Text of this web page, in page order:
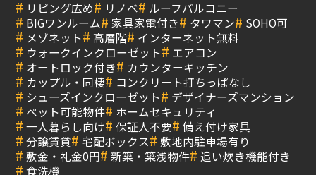
# リビング広め# リノベ# ルーフバルコニー
# BIGワンルーム# 家具家電付き# タワマン# SOHO可
# メゾネット# 高層階# インターネット無料
# ウォークインクローゼット# エアコン
# オートロック付き# カウンターキッチン
# カップル・同棲# コンクリート打ちっぱなし
# シューズインクローゼット# デザイナーズマンション
# ペット可能物件# ホームセキュリティ
# 一人暮らし向け# 保証人不要# 備え付け家具
# 分譲賃貸# 宅配ボックス# 敷地内駐車場有り
# 敷金・礼金0円# 新築・築浅物件# 追い炊き機能付き
# 食洗機